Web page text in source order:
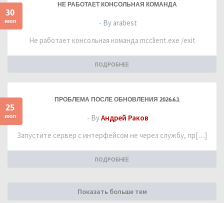
30
июл
НЕ РАБОТАЕТ КОНСОЛЬНАЯ КОМАНДА
- By arabest
Не работает консольная команда mcclient.exe /exit
ПОДРОБНЕЕ
25
июл
ПРОБЛЕМА ПОСЛЕ ОБНОВЛЕНИЯ 2026.6.1
- ByАндрей Раков
Запустите сервер с интерфейсом не через службу, пр[…]
ПОДРОБНЕЕ
Показать больше тем